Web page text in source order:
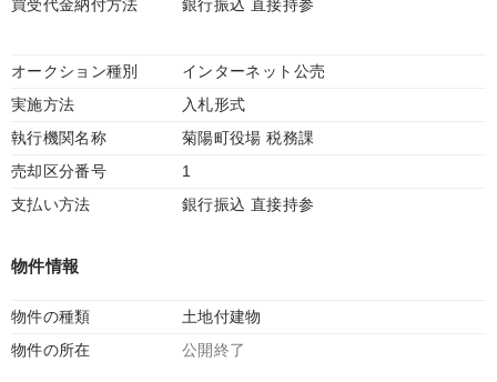
買受代金納付方法
銀行振込 直接持参
オークション種別
インターネット公売
実施方法
入札形式
執行機関名称
菊陽町役場 税務課
売却区分番号
1
支払い方法
銀行振込 直接持参
物件情報
物件の種類
土地付建物
物件の所在
公開終了